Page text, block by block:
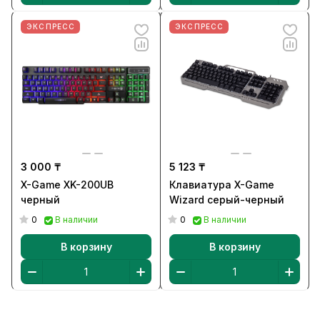
ЭКСПРЕСС
3 000 ₸
X-Game XK-200UB
черный
0 В наличии
В корзину
ЭКСПРЕСС
5 123 ₸
Клавиатура X-Game
Wizard серый-черный
0 В наличии
В корзину